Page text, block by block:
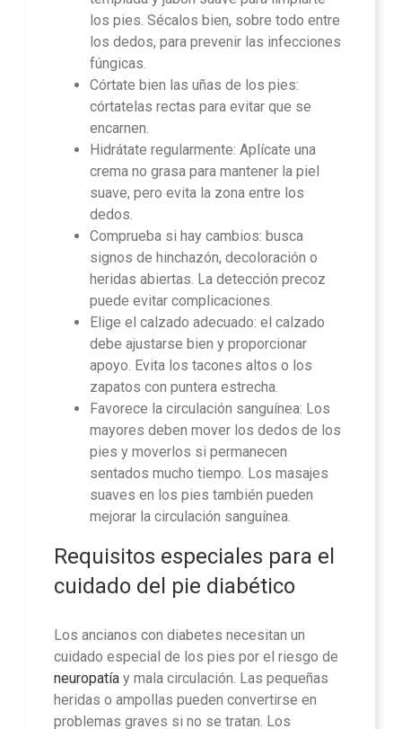
los pies. Sécalos bien, sobre todo entre
los dedos, para prevenir las infecciones
fúngicas.
Córtate bien las uñas de los pies:
córtatelas rectas para evitar que se
encarnen.
Hidrátate regularmente: Aplícate una
crema no grasa para mantener la piel
suave, pero evita la zona entre los
dedos.
Comprueba si hay cambios: busca
signos de hinchazón, decoloración o
heridas abiertas. La detección precoz
puede evitar complicaciones.
Elige el calzado adecuado: el calzado
debe ajustarse bien y proporcionar
apoyo. Evita los tacones altos o los
zapatos con puntera estrecha.
Favorece la circulación sanguínea: Los
mayores deben mover los dedos de los
pies y moverlos si permanecen
sentados mucho tiempo. Los masajes
suaves en los pies también pueden
mejorar la circulación sanguínea.
Requisitos especiales para el
cuidado del pie diabético
Los ancianos con diabetes necesitan un
cuidado especial de los pies por el riesgo de
neuropatía y mala circulación. Las pequeñas
heridas o ampollas pueden convertirse en
problemas graves si no se tratan. Los